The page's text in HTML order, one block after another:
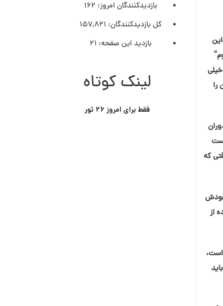
را
که
خودش
از
است،
بازدیدکنندگان امروز: 162
کل بازدیدکنند‌گان: 157,821
بازدید این صفحه: 21
لینک کوتاه
فقط برای امروز ٢۶ ثور